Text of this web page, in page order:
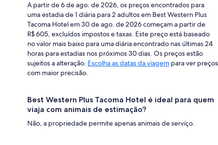
A partir de 6 de ago. de 2026, os preços encontrados para
uma estadia de 1 diária para 2 adultos em Best Western Plus
Tacoma Hotel em 30 de ago. de 2026 começam a partir de
R$ 605, excluídos impostos e taxas. Este preço está baseado
no valor mais baixo para uma diária encontrado nas últimas 24
horas para estadias nos próximos 30 dias. Os preços estão
sujeitos a alteração. Escolha as datas da viagem para ver preços
com maior precisão.
Best Western Plus Tacoma Hotel é ideal para quem
viaja com animais de estimação?
Não, a propriedade permite apenas animais de serviço.